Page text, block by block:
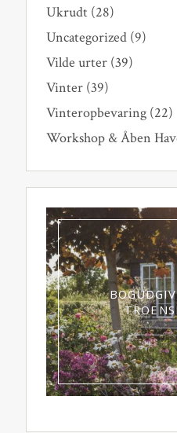
Ukrudt(28)
Uncategorized(9)
Vilde urter(39)
Vinter(39)
Vinteropbevaring(22)
Workshop & Åben